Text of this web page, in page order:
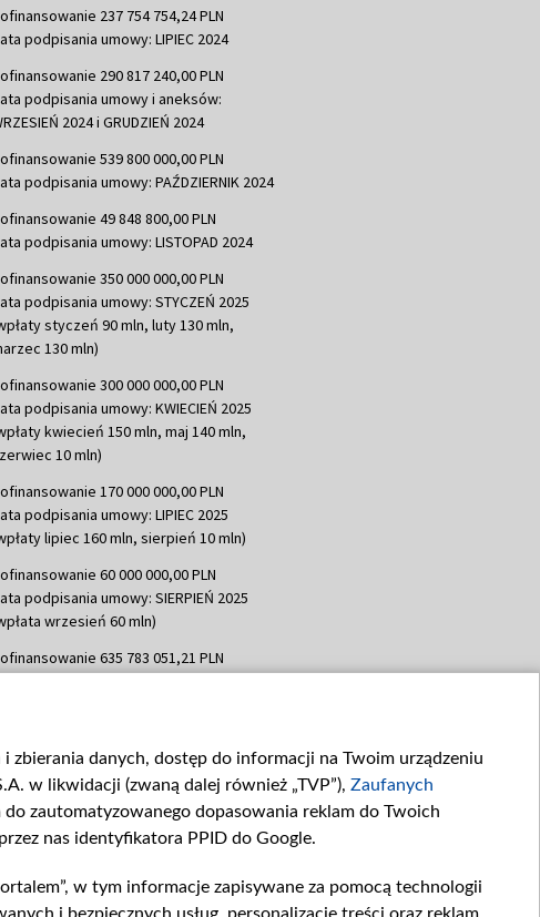
237 754 754,24 PLN
podpisania umowy: LIPIEC 2024
290 817 240,00 PLN
podpisania umowy i aneksów:
2024 i GRUDZIEŃ 2024
539 800 000,00 PLN
podpisania umowy: PAŹDZIERNIK 2024
49 848 800,00 PLN
podpisania umowy: LISTOPAD 2024
350 000 000,00 PLN
podpisania umowy: STYCZEŃ 2025
styczeń 90 mln, luty 130 mln,
130 mln)
300 000 000,00 PLN
podpisania umowy: KWIECIEŃ 2025
kwiecień 150 mln, maj 140 mln,
10 mln)
170 000 000,00 PLN
podpisania umowy: LIPIEC 2025
lipiec 160 mln, sierpień 10 mln)
60 000 000,00 PLN
podpisania umowy: SIERPIEŃ 2025
wrzesień 60 mln)
635 783 051,21 PLN
48 862 000,00 PLN
podpisania umowy: GRUDZIEŃ 2025
grudzień 60,548 mln)
900 000 000,00 PLN
lutego 80 mln, 4 marca 370 mln,8
zbierania danych, dostęp do informacji na Twoim urządzeniu
w likwidacji (zwaną dalej również „TVP”), Zaufanych
zautomatyzowanego dopasowania reklam do Twoich
nas identyfikatora PPID do Google.
w tym informacje zapisywane za pomocą technologii